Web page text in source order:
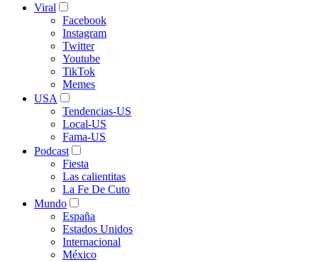
Viral
Facebook
Instagram
Twitter
Youtube
TikTok
Memes
USA
Tendencias-US
Local-US
Fama-US
Podcast
Fiesta
Las calientitas
La Fe De Cuto
Mundo
España
Estados Unidos
Internacional
México